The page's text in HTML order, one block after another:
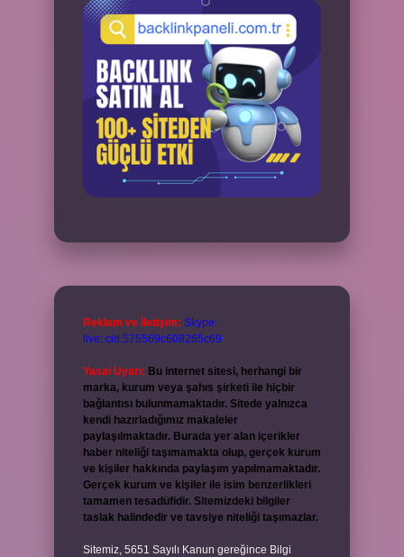
Reklam ve İletişim: Skype:
live:.cid.575569c608265c69
Yasal Uyarı: Bu internet sitesi, herhangi bir
marka, kurum veya şahıs şirketi ile hiçbir
bağlantısı bulunmamaktadır. Sitede yalnızca
kendi hazırladığımız makaleler
paylaşılmaktadır. Burada yer alan içerikler
haber niteliği taşımamakta olup, gerçek kurum
ve kişiler hakkında paylaşım yapılmamaktadır.
Gerçek kurum ve kişiler ile isim benzerlikleri
tamamen tesadüfidir. Sitemizdeki bilgiler
taslak halindedir ve tavsiye niteliği taşımazlar.
Sitemiz, 5651 Sayılı Kanun gereğince Bilgi